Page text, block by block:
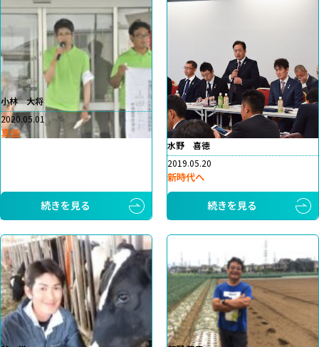
小林 大将
2020.05.01
真価
続きを見る
水野 喜徳
2019.05.20
新時代へ
続きを見る